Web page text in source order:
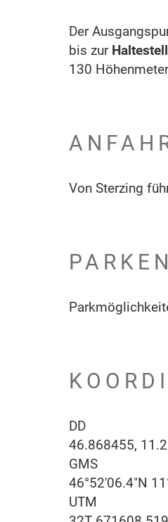
Der
bis zur
130
Von Sterzing
PARKEN
DD
46.868455,
GMS
46°52'06.4"N
UTM